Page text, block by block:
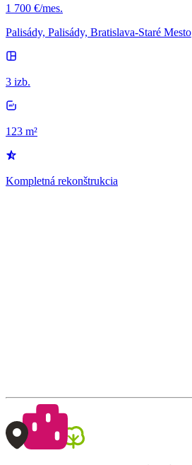
1 700 €/mes.
Palisády, Palisády, Bratislava-Staré Mesto
3 izb.
123 m²
Kompletná rekonštrukcia